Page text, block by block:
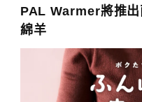
PAL Warmer將推
綿羊